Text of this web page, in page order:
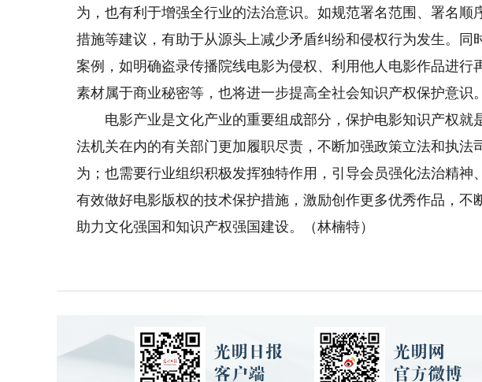
为，也有利于增强全行业的法治意识。如规范署名范围、署名顺
措施等建议，有助于从源头上减少矛盾纠纷和侵权行为发生。同
案例，如明确盗录传播院线电影为侵权、利用他人电影作品进行
素材属于商业秘密等，也将进一步提高全社会知识产权保护意识。
电影产业是文化产业的重要组成部分，保护电影知识产权就
法机关在内的有关部门更加履职尽责，不断加强政策立法和执法
为；也需要行业组织积极发挥独特作用，引导会员强化法治精神
有效做好电影版权的技术保护措施，激励创作更多优秀作品，不
助力文化强国和知识产权强国建设。（林楠特）